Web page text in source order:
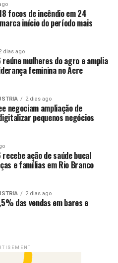
focos de incêndio em 24
início do período mais
dias ago
mulheres do agro e amplia
feminina no Acre
2 dias ago
negociam ampliação de
pequenos negócios
ação de saúde bucal
e famílias em Rio Branco
2 dias ago
das vendas em bares e